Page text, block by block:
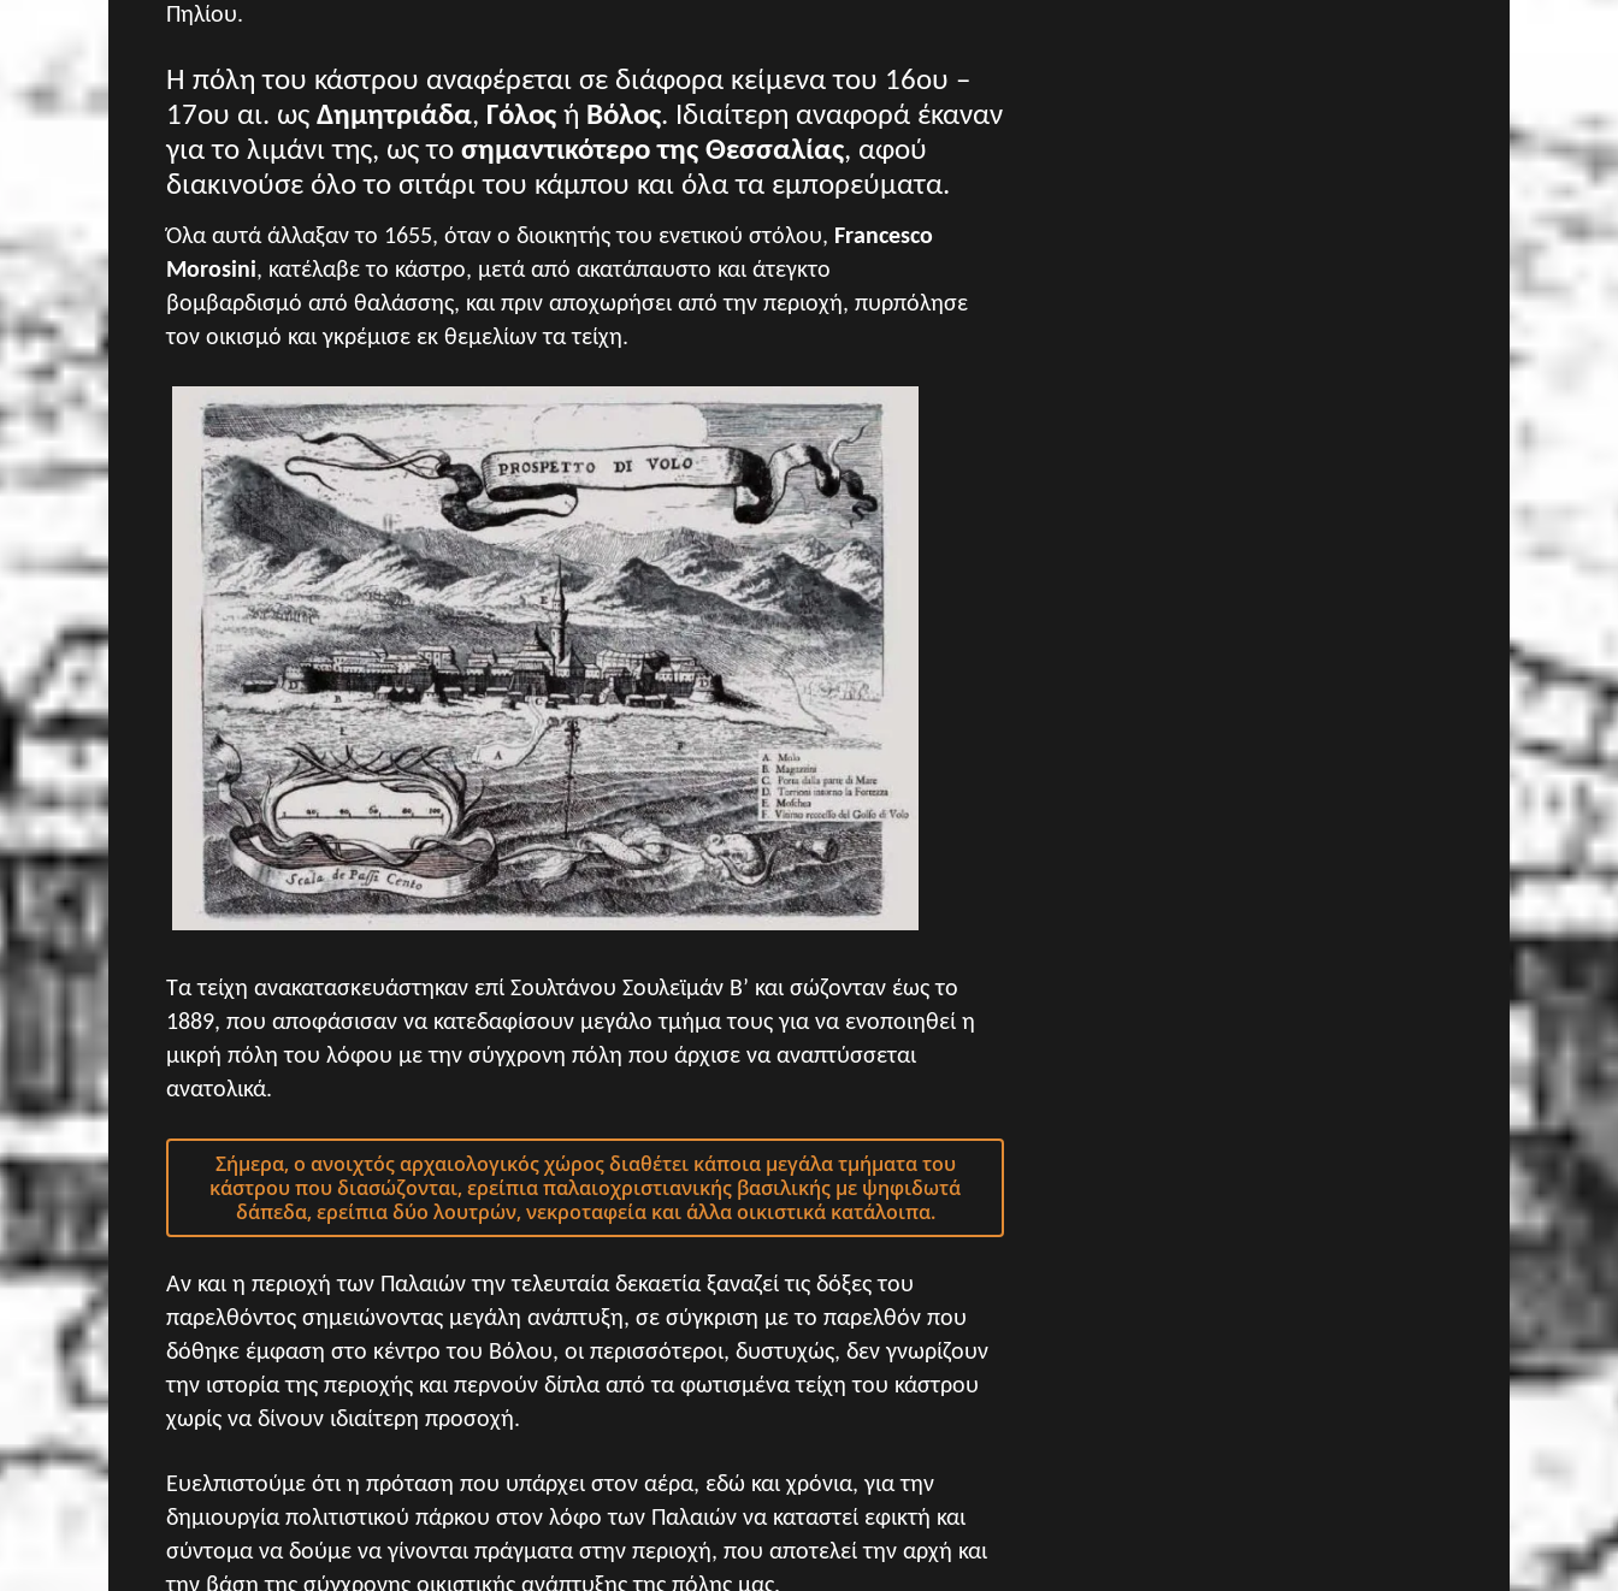
Πηλίου.
Η πόλη του κάστρου αναφέρεται σε διάφορα κείμενα του 16ου –
17ου αι. ως Δημητριάδα, Γόλος ή Βόλος. Ιδιαίτερη αναφορά έκαναν
για το λιμάνι της, ωςτο σημαντικότεροτης Θεσσαλίας, αφού
διακινούσε όλο το σιτάρι του κάμπου και όλα τα εμπορεύματα.
Όλα αυτά άλλαξαν το 1655, όταν ο διοικητής του ενετικού στόλου, Francesco
Morosini, κατέλαβε το κάστρο, μετά από ακατάπαυστο και άτεγκτο
βομβαρδισμό από θαλάσσης, και πριν αποχωρήσει από την περιοχή, πυρπόλησε
τον οικισμό και γκρέμισε εκ θεμελίων τα τείχη.
Τα τείχη ανακατασκευάστηκαν επί Σουλτάνου Σουλεϊμάν Β’ και σώζονταν έως το
1889, που αποφάσισαν να κατεδαφίσουν μεγάλο τμήμα τους για να ενοποιηθεί η
μικρή πόλη του λόφου με την σύγχρονη πόλη που άρχισε να αναπτύσσεται
ανατολικά.
Σήμερα, ο ανοιχτός αρχαιολογικός χώρος διαθέτει κάποια μεγάλα τμήματα του
κάστρου που διασώζονται, ερείπια παλαιοχριστιανικής βασιλικής με ψηφιδωτά
δάπεδα, ερείπια δύο λουτρών, νεκροταφεία και άλλα οικιστικά κατάλοιπα.
Αν και η περιοχή των Παλαιών την τελευταία δεκαετία ξαναζεί τις δόξες του
παρελθόντος σημειώνοντας μεγάλη ανάπτυξη, σε σύγκριση με το παρελθόν που
δόθηκε έμφαση στο κέντρο του Βόλου, οι περισσότεροι, δυστυχώς, δεν γνωρίζουν
την ιστορία της περιοχής και περνούν δίπλα από τα φωτισμένα τείχη του κάστρου
χωρίς να δίνουν ιδιαίτερη προσοχή.
Ευελπιστούμε ότι η πρόταση που υπάρχει στον αέρα, εδώ και χρόνια, για την
δημιουργία πολιτιστικού πάρκου στον λόφο των Παλαιών να καταστεί εφικτή και
σύντομα να δούμε να γίνονται πράγματα στην περιοχή, που αποτελεί την αρχή και
την βάση της σύγχρονης οικιστικής ανάπτυξης της πόλης μας.